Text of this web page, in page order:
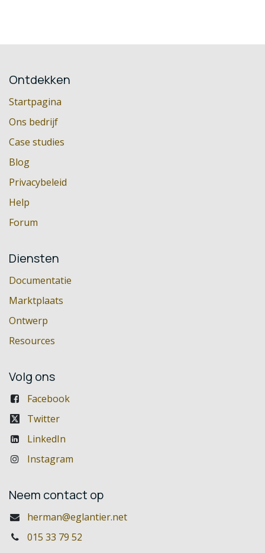
Ontdekken
Startpagina
Ons bedrijf
Case studies
Blog
Privacybeleid
Help
Forum
Diensten
Documentatie
Marktplaats
Ontwerp
Resources
Volg ons
Facebook
Twitter
LinkedIn
Instagram
Neem contact op
herman@eglantier.net
015 33 79 52